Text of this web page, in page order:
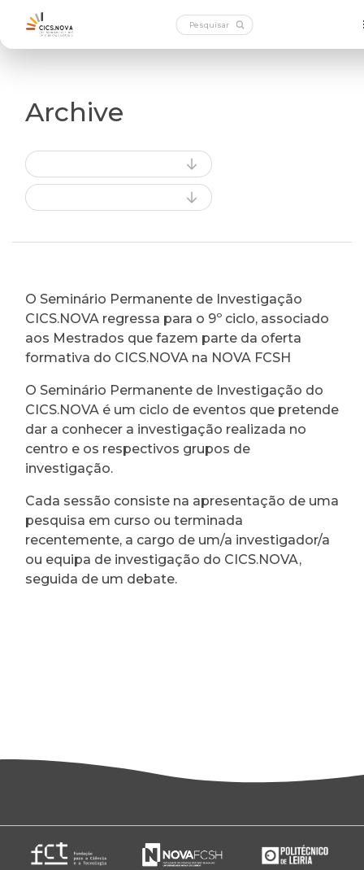
Archive
O Seminário Permanente de Investigação
CICS.NOVA regressa para o 9º ciclo, associado
aos Mestrados que fazem parte da oferta
formativa do CICS.NOVA na NOVA FCSH
O Seminário Permanente de Investigação do
CICS.NOVA é um ciclo de eventos que pretende
dar a conhecer a investigação realizada no
centro e os respectivos grupos de
investigação.
Cada sessão consiste na apresentação de uma
pesquisa em curso ou terminada
recentemente, a cargo de um/a investigador/a
ou equipa de investigação do CICS.NOVA,
seguida de um debate.